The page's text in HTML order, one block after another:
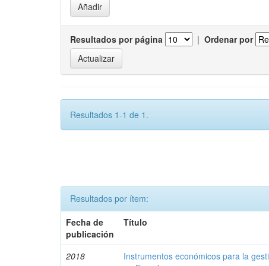
Resultados por página | Ordenar por
Resultados 1-1 de 1.
Resultados por ítem:
Fecha de
publicación
Título
2018
Instrumentos económicos para la